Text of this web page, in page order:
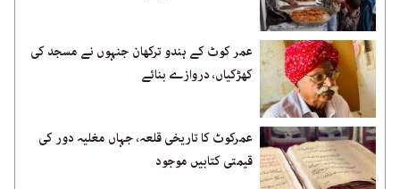
عمر کوٹ کے ہندو ترکھان جنہوں نے مسجد کی
کھڑکیاں، دروازے بنائے
عمرکوٹ کا تاریخی قلعہ، جہاں مغلیہ دور کی
قیمتی کتابیں موجود